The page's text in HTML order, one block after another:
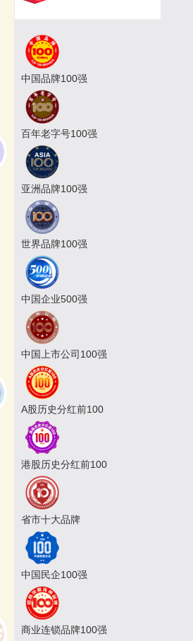
中国品牌100强
百年老字号100强
亚洲品牌100强
世界品牌100强
中国企业500强
中国上市公司100强
A股历史分红前100
港股历史分红前100
省市十大品牌
中国民企100强
商业连锁品牌100强